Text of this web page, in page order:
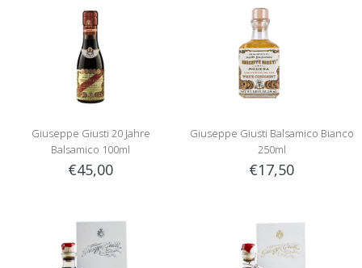
Giuseppe Giusti 20 Jahre
Balsamico 100ml
€45,00
Giuseppe Giusti Balsamico Bianco
250ml
€17,50